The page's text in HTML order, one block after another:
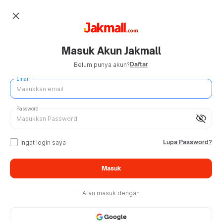
close
Masuk Akun Jakmall
Belum punya akun?Daftar
Email
visibility_off
Password
Ingat login saya Lupa Password?
Masuk
Atau masuk dengan
Google